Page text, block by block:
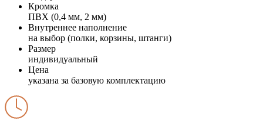
Кромка
ПВХ (0,4 мм, 2 мм)
Внутреннее наполнение
на выбор (полки, корзины, штанги)
Размер
индивидуальный
Цена
указана за базовую комплектацию